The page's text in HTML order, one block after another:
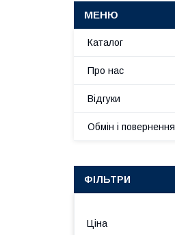
Каталог
Про нас
Відгуки
Обмін і повернення
ФІЛЬТРИ
Ціна